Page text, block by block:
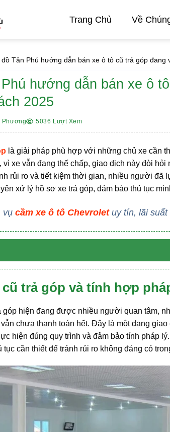
Trang Chủ Về
đồ Tân Phú hướng dẫn bán xe ô tô cũ trả góp đang
hướng dẫn bán xe ô
2025
Phương 5036 Lượt Xem
là giải pháp phù hợp với những chủ xe cần
vì xe vẫn đang thế chấp, giao dịch này đòi
rủi ro và tiết kiệm thời gian, nhiều người đã
xử lý hồ sơ xe trả góp, đảm bảo thủ tục
vụ cầm xe ô tô Chevrolet uy tín, lãi suất
trả góp và tính hợp
góp hiện đang được nhiều người quan tâm,
chưa thanh toán hết. Đây là một dạng
hiện đúng quy trình và đảm bảo tính pháp
cần thiết để tránh rủi ro không đáng có